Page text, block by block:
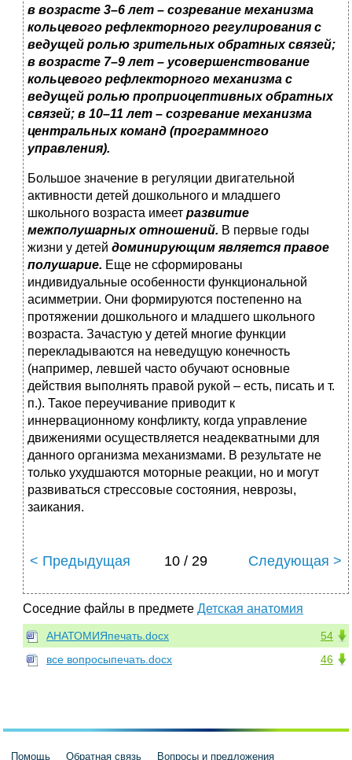
в возрасте 3–6 лет – созревание механизма
кольцевого рефлекторного регулирования с
ведущей ролью зрительных обратных связей;
в возрасте 7–9 лет – усовершенствование
кольцевого рефлекторного механизма с
ведущей ролью проприоцептивных обратных
связей; в 10–11 лет – созревание механизма
центральных команд (программного
управления).
Большое значение в регуляции двигательной
активности детей дошкольного и младшего
школьного возраста имеет развитие
межполушарных отношений. В первые годы
жизни у детей доминирующим является правое
полушарие. Еще не сформированы
индивидуальные особенности функциональной
асимметрии. Они формируются постепенно на
протяжении дошкольного и младшего школьного
возраста. Зачастую у детей многие функции
перекладываются на неведущую конечность
(например, левшей часто обучают основные
действия выполнять правой рукой – есть, писать и т.
п.). Такое переучивание приводит к
иннервационному конфликту, когда управление
движениями осуществляется неадекватными для
данного организма механизмами. В результате не
только ухудшаются моторные реакции, но и могут
развиваться стрессовые состояния, неврозы,
заикания.
< Предыдущая 10 / 29 Следующая >
Соседние файлы в предмете Детская анатомия
54
АНАТОМИЯпечать.docx
46
все вопросыпечать.docx
Помощь Обратная связь Вопросы и предложения